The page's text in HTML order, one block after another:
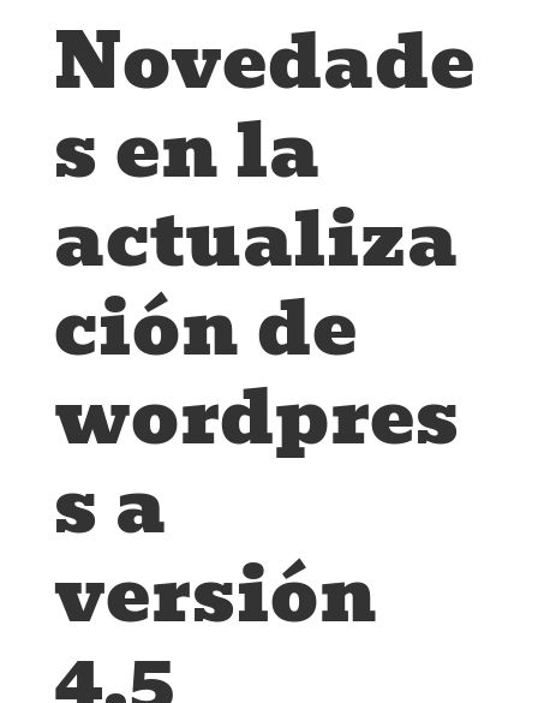
Novedade
s en la
actualiza
ción de
wordpres
s a
versión